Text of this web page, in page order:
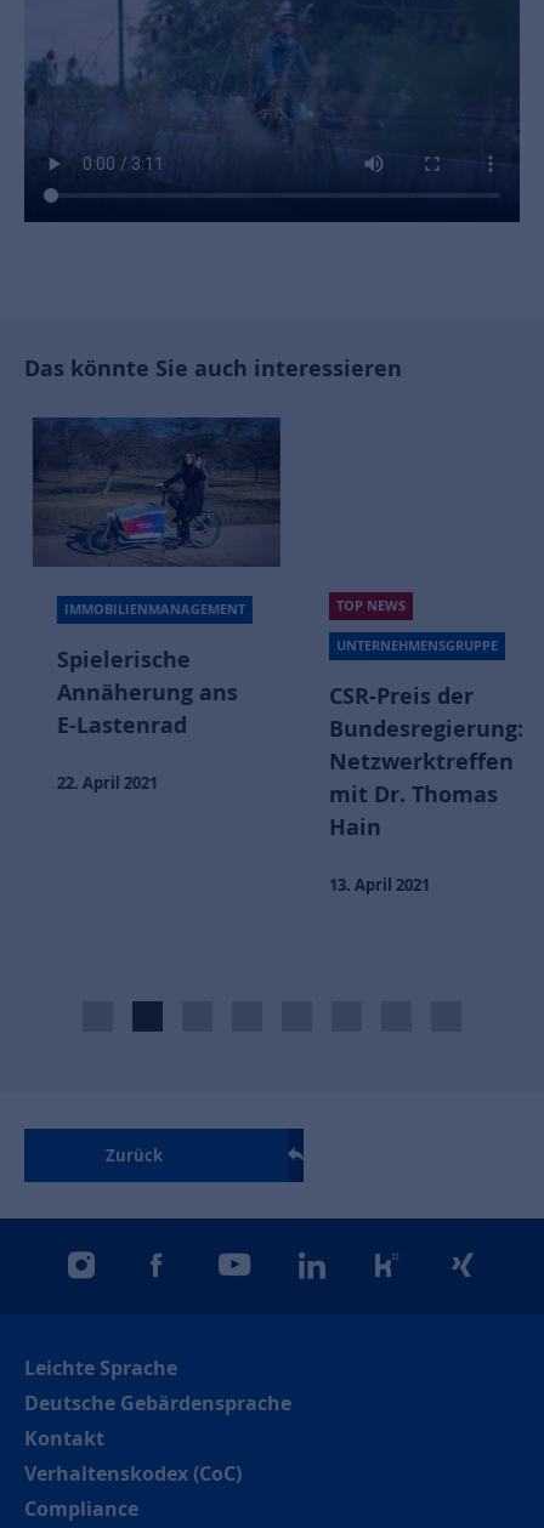
Das könnte Sie auch interessieren
IMMOBILIENMANAGEMENT
Spielerische
Annäherung ans
E-Lastenrad
22. April 2021
TOP NEWS
UNTERNEHMENSGRUPPE
CSR-Preis der
Bundesregierung:
Netzwerktreffen
mit Dr. Thomas
Hain
13. April 2021
Zurück
instagramfacebookyoutubelinkedinkununuxing
Leichte Sprache
Deutsche Gebärdensprache
Kontakt
Verhaltenskodex (CoC)
Compliance